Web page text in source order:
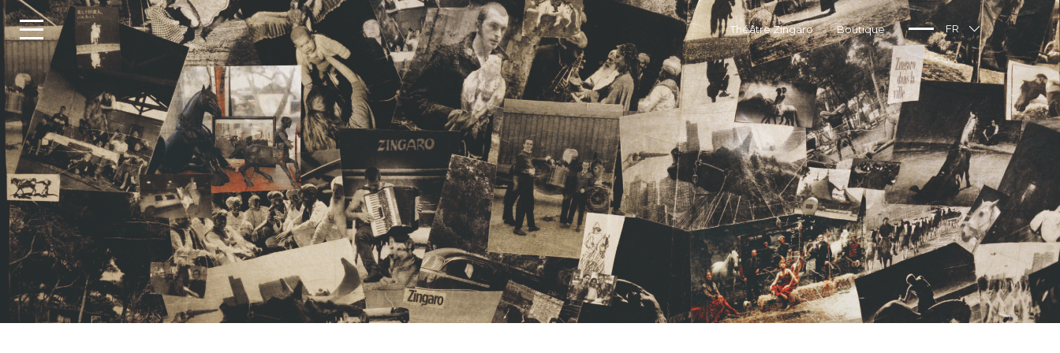
Théâtre Zingaro Boutique